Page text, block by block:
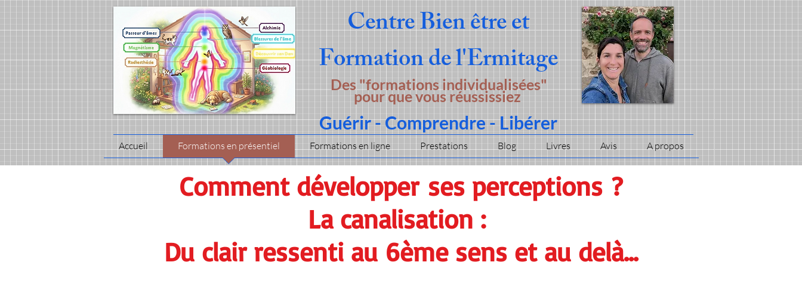
Centre Bien être et
Formationde l'Ermitage
Des "formations individualisées"
pour que vous réussissiez
Guérir - Comprendre - Libérer
Accueil Formations en présentiel Formations en ligne Prestations Blog Livres Avis A propos
Comment développer ses perceptions ?
La canalisation :
Du clair ressenti au 6ème sens et au delà...